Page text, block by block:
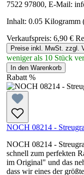
7522 97800, E-Mail:
Inhalt: 0.05 Kilogramm
Verkaufspreis: 6,90 €
Preise inkl. MwSt. zzgl.
weniger als 10 Stück
In den Warenkorb
Rabatt %
NOCH 08214 -
NOCH 08214 -
schnell zum perfekten
im Original" und das
dass wir eines der